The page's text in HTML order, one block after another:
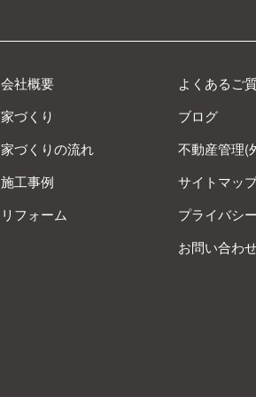
会社概要
家づくり
家づくりの流れ
施工事例
リフォーム
よくあるご
ブログ
不動産管理(
サイトマッ
プライバシ
お問い合わ